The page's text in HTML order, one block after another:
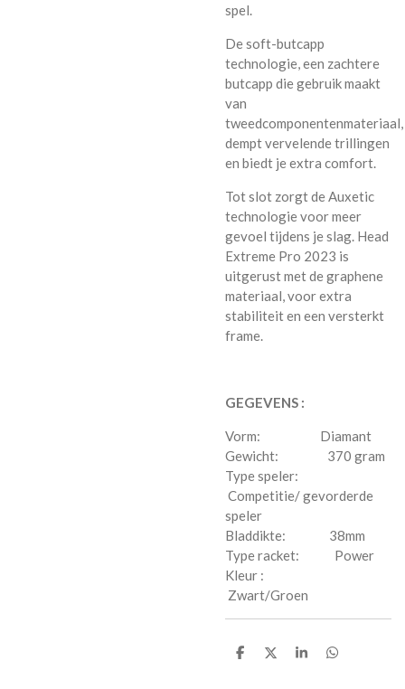
spel.
De soft-butcapp
technologie, een zachtere
butcapp die gebruik maakt
van
tweedcomponentenmateriaal,
dempt vervelende trillingen
en biedt je extra comfort.
Tot slot zorgt de Auxetic
technologie voor meer
gevoel tijdens je slag. Head
Extreme Pro 2023 is
uitgerust met de graphene
materiaal, voor extra
stabiliteit en een versterkt
frame.
GEGEVENS :
Vorm: Diamant
Gewicht: 370 gram
Type speler:
Competitie/ gevorderde
speler
Bladdikte: 38mm
Type racket: Power
Kleur :
Zwart/Groen
D
D
S
D